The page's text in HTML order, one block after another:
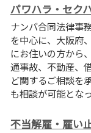
パワハラ・セク
ナンバ合同法律事
を中心に、大阪府
にお住いの方から
通事故、不動産、
ど関するご相談を
も相談が可能とな
不当解雇・雇い